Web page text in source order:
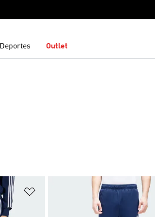
Deportes Outlet
Añadir a la lista de deseos